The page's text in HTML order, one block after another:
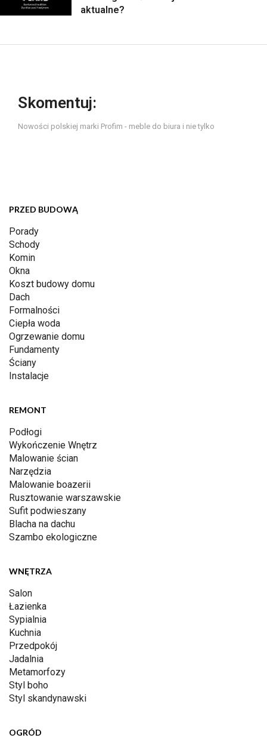
aktualne?
Skomentuj:
Nowości polskiej marki Profim - meble do biura i nie tylko
PRZED BUDOWĄ
Porady
Schody
Komin
Okna
Koszt budowy domu
Dach
Formalności
Ciepła woda
Ogrzewanie domu
Fundamenty
Ściany
Instalacje
REMONT
Podłogi
Wykończenie Wnętrz
Malowanie ścian
Narzędzia
Malowanie boazerii
Rusztowanie warszawskie
Sufit podwieszany
Blacha na dachu
Szambo ekologiczne
WNĘTRZA
Salon
Łazienka
Sypialnia
Kuchnia
Przedpokój
Jadalnia
Metamorfozy
Styl boho
Styl skandynawski
OGRÓD